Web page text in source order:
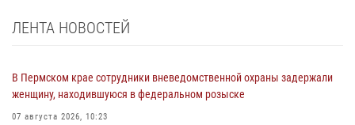
ЛЕНТА НОВОСТЕЙ
В Пермском крае сотрудники вневедомственной охраны задержали
женщину, находившуюся в федеральном розыске
07 августа 2026, 10:23